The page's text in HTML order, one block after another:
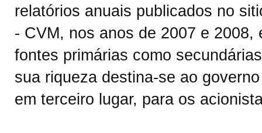
relatórios anuais publicados no
- CVM, nos anos de 2007 e
fontes primárias como
sua riqueza destina-se ao
em terceiro lugar, para os